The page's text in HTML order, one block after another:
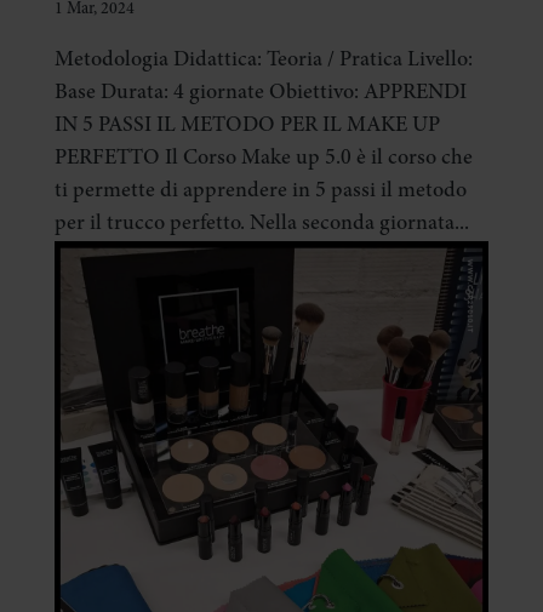
1 Mar, 2024
Metodologia Didattica: Teoria / Pratica Livello:
Base Durata: 4 giornate Obiettivo: APPRENDI
IN 5 PASSI IL METODO PER IL MAKE UP
PERFETTO Il Corso Make up 5.0 è il corso che
ti permette di apprendere in 5 passi il metodo
per il trucco perfetto. Nella seconda giornata...